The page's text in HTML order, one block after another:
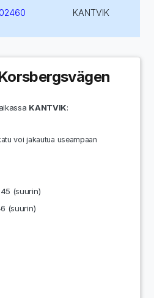
02460 KANTVIK
KANTVIK:
voi jakautua useampaan
(suurin)
(suurin)